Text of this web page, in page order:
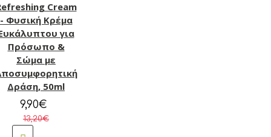
Cream
- Φυσική Κρέμα
για
Πρόσωπο &
Σώμα με
Δράση, 50ml
9,90€
13,20€